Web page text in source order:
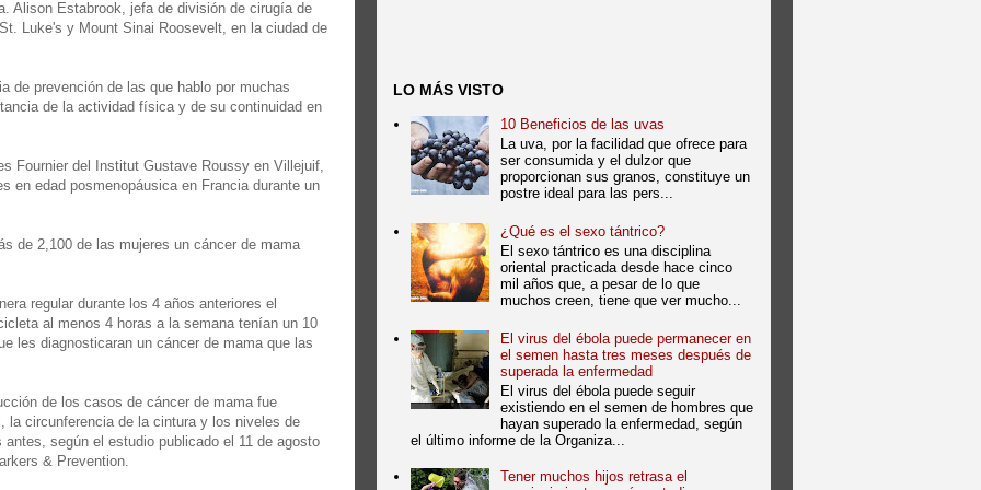
Alison Estabrook, jefa de división de cirugía de
Luke's y Mount Sinai Roosevelt, en la ciudad de
de prevención de las que hablo por muchas
de la actividad física y de su continuidad en
Fournier del Institut Gustave Roussy en Villejuif,
en edad posmenopáusica en Francia durante un
de 2,100 de las mujeres un cáncer de mama
regular durante los 4 años anteriores el
al menos 4 horas a la semana tenían un 10
les diagnosticaran un cáncer de mama que las
de los casos de cáncer de mama fue
la circunferencia de la cintura y los niveles de
según el estudio publicado el 11 de agosto
& Prevention.
LO MÁS VISTO
10 Beneficios de las uvas
La uva, por la facilidad que ofrece para
ser consumida y el dulzor que
proporcionan sus granos, constituye un
postre ideal para las pers...
¿Qué es el sexo tántrico?
El sexo tántrico es una disciplina
oriental practicada desde hace cinco
mil años que, a pesar de lo que
muchos creen, tiene que ver mucho...
El virus del ébola puede permanecer en
el semen hasta tres meses después de
superada la enfermedad
El virus del ébola puede seguir
existiendo en el semen de hombres que
hayan superado la enfermedad, según
el último informe de la Organiza...
Tener muchos hijos retrasa el